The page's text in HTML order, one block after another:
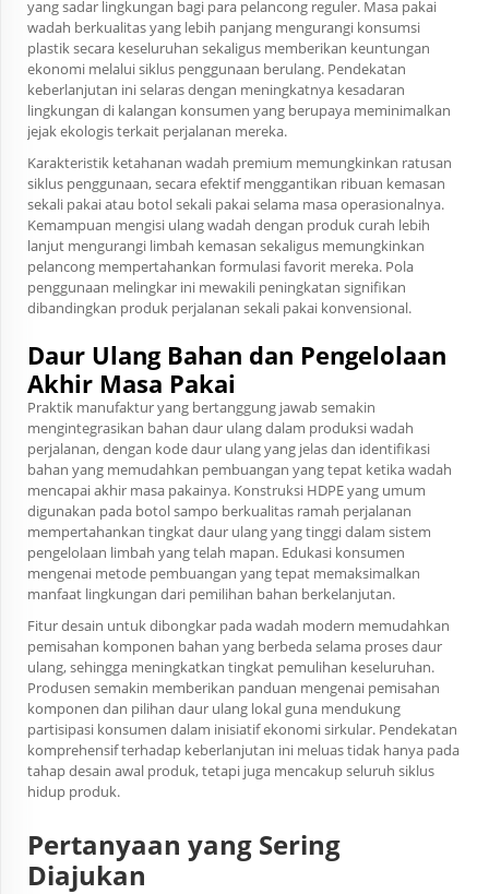
yang sadar lingkungan bagi para pelancong reguler. Masa pakai
wadah berkualitas yang lebih panjang mengurangi konsumsi
plastik secara keseluruhan sekaligus memberikan keuntungan
ekonomi melalui siklus penggunaan berulang. Pendekatan
keberlanjutan ini selaras dengan meningkatnya kesadaran
lingkungan di kalangan konsumen yang berupaya meminimalkan
jejak ekologis terkait perjalanan mereka.
Karakteristik ketahanan wadah premium memungkinkan ratusan
siklus penggunaan, secara efektif menggantikan ribuan kemasan
sekali pakai atau botol sekali pakai selama masa operasionalnya.
Kemampuan mengisi ulang wadah dengan produk curah lebih
lanjut mengurangi limbah kemasan sekaligus memungkinkan
pelancong mempertahankan formulasi favorit mereka. Pola
penggunaan melingkar ini mewakili peningkatan signifikan
dibandingkan produk perjalanan sekali pakai konvensional.
Daur Ulang Bahan dan Pengelolaan
Akhir Masa Pakai
Praktik manufaktur yang bertanggung jawab semakin
mengintegrasikan bahan daur ulang dalam produksi wadah
perjalanan, dengan kode daur ulang yang jelas dan identifikasi
bahan yang memudahkan pembuangan yang tepat ketika wadah
mencapai akhir masa pakainya. Konstruksi HDPE yang umum
digunakan pada botol sampo berkualitas ramah perjalanan
mempertahankan tingkat daur ulang yang tinggi dalam sistem
pengelolaan limbah yang telah mapan. Edukasi konsumen
mengenai metode pembuangan yang tepat memaksimalkan
manfaat lingkungan dari pemilihan bahan berkelanjutan.
Fitur desain untuk dibongkar pada wadah modern memudahkan
pemisahan komponen bahan yang berbeda selama proses daur
ulang, sehingga meningkatkan tingkat pemulihan keseluruhan.
Produsen semakin memberikan panduan mengenai pemisahan
komponen dan pilihan daur ulang lokal guna mendukung
partisipasi konsumen dalam inisiatif ekonomi sirkular. Pendekatan
komprehensif terhadap keberlanjutan ini meluas tidak hanya pada
tahap desain awal produk, tetapi juga mencakup seluruh siklus
hidup produk.
Pertanyaan yang Sering
Diajukan